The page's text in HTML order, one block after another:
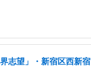
志望」・新宿区西新宿